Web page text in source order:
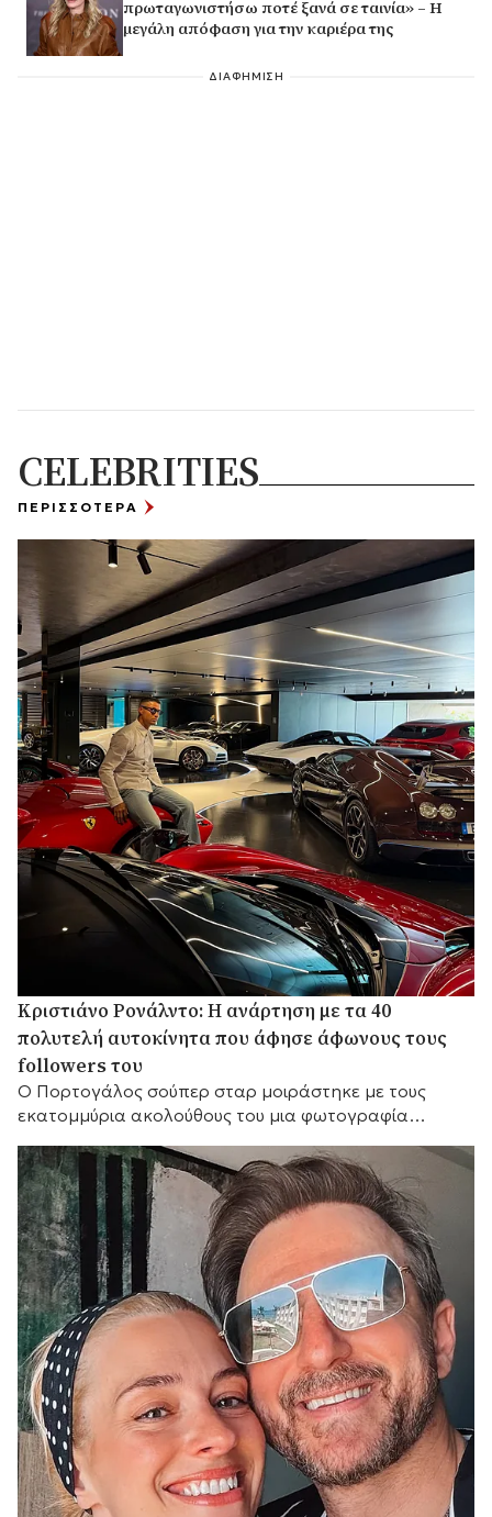
πρωταγωνιστήσω ποτέ ξανά σε ταινία» – Η
μεγάλη απόφαση για την καριέρα της
ΔΙΑΦΗΜΙΣΗ
CELEBRITIES
ΠΕΡΙΣΣΟΤΕΡΑ
Κριστιάνο Ρονάλντο: Η ανάρτηση με τα 40
πολυτελή αυτοκίνητα που άφησε άφωνους τους
followers του
Ο Πορτογάλος σούπερ σταρ μοιράστηκε με τους
εκατομμύρια ακολούθους του μια φωτογραφία
οποία περιλαμβάνει Ferrari, Bugatti, McLaren και
Mercedes, γράφοντας χαρακτηριστικά: «Τα παιχνίδια
μου».